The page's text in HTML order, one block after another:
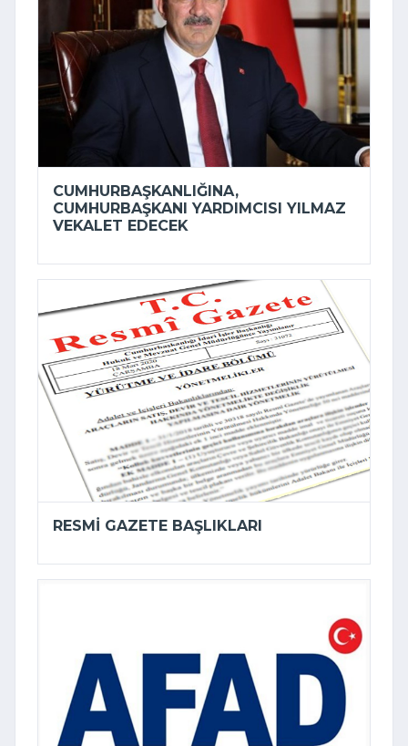
CUMHURBAŞKANLIĞINA,
CUMHURBAŞKANI YARDIMCISI YILMAZ
VEKALET EDECEK
RESMI GAZETE BAŞLIKLARI